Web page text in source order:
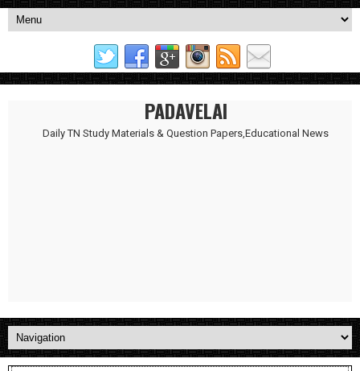
PADAVELAI
Daily TN Study Materials & Question Papers,Educational News